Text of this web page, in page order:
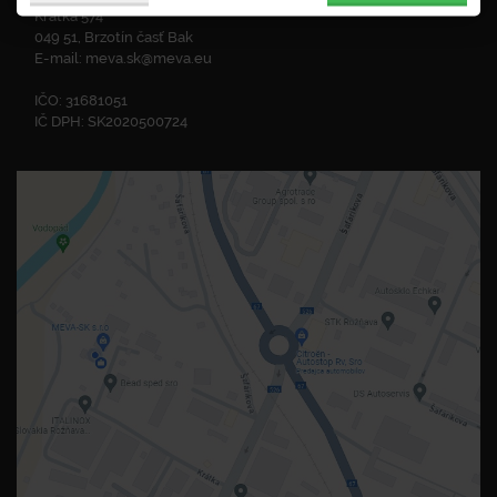
Krátka 574
049 51, Brzotín časť Bak
E-mail: meva.sk@meva.eu
IČO: 31681051
IČ DPH: SK2020500724